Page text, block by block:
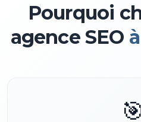
Pourquoi
agence SEO